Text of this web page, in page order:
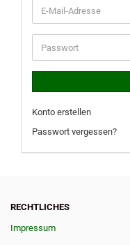
E-
Mail-
Adresse
Passwort
Konto erstellen
Passwort vergessen?
RECHTLICHES
Impressum